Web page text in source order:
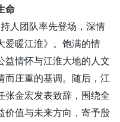
命
人团队率先登场，深情
爱暖江淮》。饱满的情
益情怀与江淮大地的人文
而庄重的基调。随后，江
张金宏发表致辞，围绕全
价值与未来方向，寄予殷